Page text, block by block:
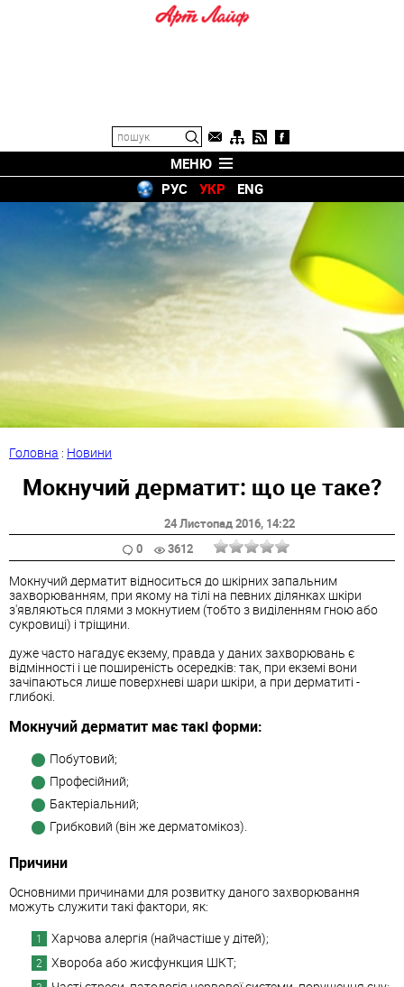
МЕНЮ
РУС
УКР ENG
Головна : Новини
Мокнучий дерматит: що це таке?
24 Листопад 2016, 14:22
0
3612
Мокнучий дерматит відноситься до шкірних запальним
захворюванням, при якому на тілі на певних ділянках шкіри
з'являються плями з мокнутием (тобто з виділенням гною або
сукровиці) і тріщини.
дуже часто нагадує екзему, правда у даних захворювань є
відмінності і це поширеність осередків: так, при екземі вони
зачіпаються лише поверхневі шари шкіри, а при дерматиті -
глибокі.
Мокнучий дерматит має такі форми:
Побутовий;
Професійний;
Бактеріальний;
Грибковий (він же дерматомікоз).
Причини
Основними причинами для розвитку даного захворювання
можуть служити такі фактори, як:
Харчова алергія (найчастіше у дітей);
Хвороба або жисфункция ШКТ;